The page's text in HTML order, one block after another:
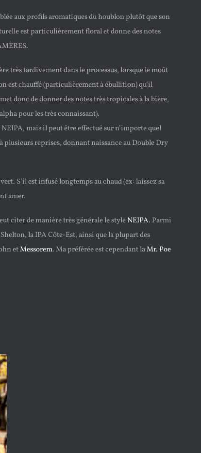
aux profils aromatiques du houblon plutôt que son
est particulièrement floral et donne des notes
très tardivement dans le processus, lorsque le moût
est chauffé (particulièrement à ébullition) qu’il
donc de donner des notes très tropicales à la bière,
pour les très connaissant).
mais il peut être effectué sur n’importe quel
plusieurs reprises, donnant naissance au Double Dry
S’il est infusé longtemps au chaud (ex: laissez sa
amer.
citer de manière très générale le styleNEIPA. Parmi
la IPA Côte-Est, ainsi que la plupart des
etMessorem. Ma préférée est cependant laMr. Poe